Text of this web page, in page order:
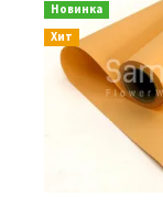
Новинка
Хит